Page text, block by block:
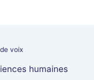
voix
humaines